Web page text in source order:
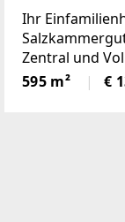
voller
Ihr
Zentral und
touristische
Gemeinde
595 m² €